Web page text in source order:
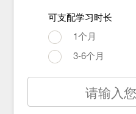
可支配学习时长
1个月
3-6个月